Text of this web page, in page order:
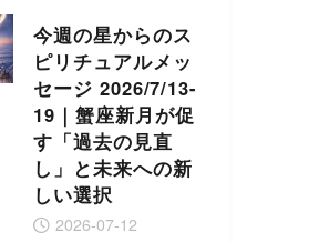
今週の星からのス
ピリチュアルメッ
セージ 2026/7/13-
19｜蟹座新月が促
す「過去の見直
し」と未来への新
しい選択
2026-07-12